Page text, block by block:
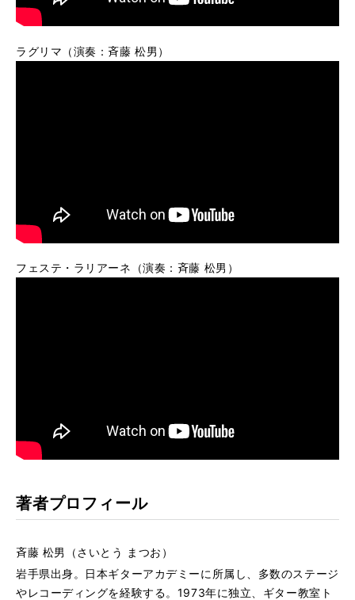
ラグリマ（演奏：斉藤 松男）
フェステ・ラリアーネ（演奏：斉藤 松男）
著者プロフィール
斉藤 松男（さいとう まつお）
岩手県出身。日本ギターアカデミーに所属し、多数のステージ
やレコーディングを経験する。1973年に独立、ギター教室ト